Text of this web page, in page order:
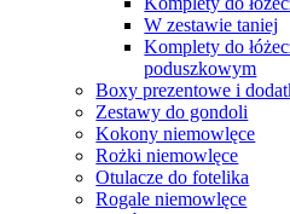
W zestawie taniej
Komplety do
poduszkowym
Boxy prezentowe i
Zestawy do gondoli
Kokony niemowlęce
Rożki niemowlęce
Otulacze do fotelika
Rogale niemowlęce